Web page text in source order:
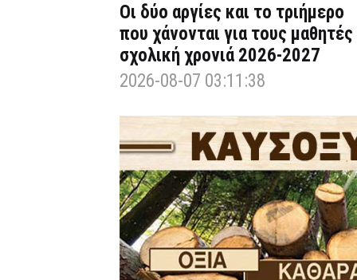
Οι δύο αργίες και το τριήμερο
που χάνονται για τους μαθητές
σχολική χρονιά 2026-2027
2026-08-07 03:11:38